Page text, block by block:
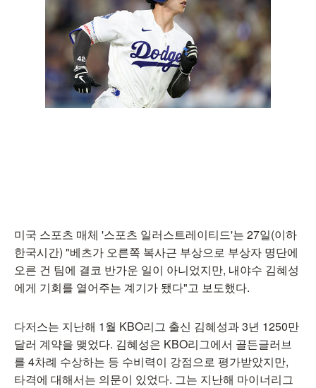
미국 스포츠 매체 '스포츠 일러스트레이티드'는 27일(이하
한국시간) "베츠가 오른쪽 복사근 부상으로 부상자 명단에
오른 건 팀에 결코 반가운 일이 아니었지만, 내야수 김혜성
에게 기회를 열어주는 계기가 됐다"고 보도했다.
다저스는 지난해 1월 KBO리그 출신 김혜성과 3년 1250만
달러 계약을 맺었다. 김혜성은 KBO리그에서 골든글러브
를 4차례 수상하는 등 수비력이 강점으로 평가받았지만,
타격에 대해서는 의문이 있었다. 그는 지난해 마이너리그